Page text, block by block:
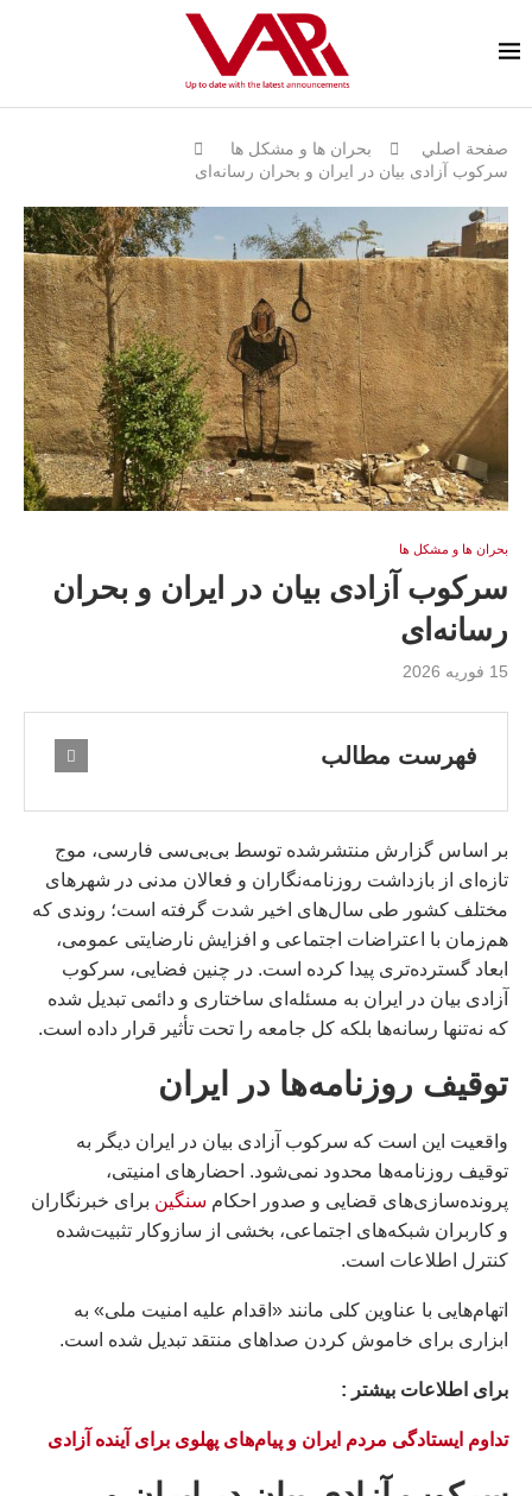
صفحة اصلي
بحران ها و مشكل ها
سرکوب آزادی بیان در ایران و بحران رسانه‌ای
بحران ها و مشكل ها
سرکوب آزادی بیان در ایران و بحران
رسانه‌ای
15 فوریه 2026
فهرست مطالب
بر اساس گزارش منتشرشده توسط بی‌بی‌سی فارسی، موج
تازه‌ای از بازداشت روزنامه‌نگاران و فعالان مدنی در شهرهای
مختلف کشور طی سال‌های اخیر شدت گرفته است؛ روندی که
هم‌زمان با اعتراضات اجتماعی و افزایش نارضایتی عمومی،
ابعاد گسترده‌تری پیدا کرده است. در چنین فضایی، سرکوب
آزادی بیان در ایران به مسئله‌ای ساختاری و دائمی تبدیل شده
که نه‌تنها رسانه‌ها بلکه کل جامعه را تحت تأثیر قرار داده است.
توقیف روزنامه‌ها در ايران
واقعیت این است که سرکوب آزادی بیان در ایران دیگر به
توقیف روزنامه‌ها محدود نمی‌شود. احضارهای امنیتی،
پرونده‌سازی‌های قضایی و صدور احکام سنگین برای خبرنگاران
و کاربران شبکه‌های اجتماعی، بخشی از سازوکار تثبیت‌شده
کنترل اطلاعات است.
اتهام‌هایی با عناوین کلی مانند «اقدام علیه امنیت ملی» به
ابزاری برای خاموش کردن صداهای منتقد تبدیل شده است.
براى اطلاعات بيشتر :
تداوم ایستادگی مردم ایران و پیام‌های پهلوی برای آینده آزادی